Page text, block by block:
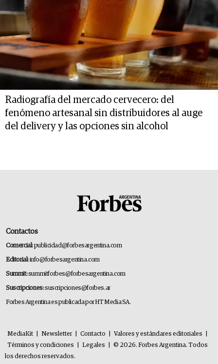
Radiografía del mercado cervecero: del
fenómeno artesanal sin distribuidores al auge
del delivery y las opciones sin alcohol
Contactos
Comercial:publicidad@forbesargentina.com
Editorial:info@forbesargentina.com
Summit:summitforbes@forbesargentina.com
Suscripciones:suscripciones@forbes.ar
Forbes Argentina es publicada por HT Media SA.
MediaKit Newsletter Contacto Valores y estándares editoriales
Términos y condiciones
Legales
© 2026. Forbes Argentina. Todos
los derechos reservados.